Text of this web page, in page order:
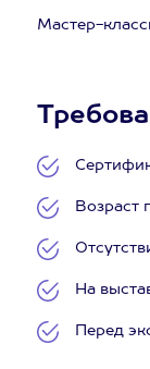
Мастер-
Возраст
На
Перед